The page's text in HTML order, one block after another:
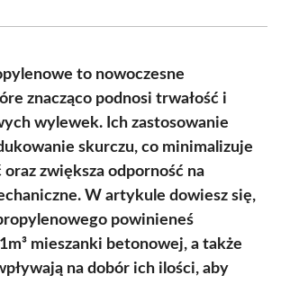
to nowoczesne
znacząco podnosi trwałość i
wylewek. Ich zastosowanie
skurczu, co minimalizuje
zwiększa odporność na
W artykule dowiesz się,
powinieneś
mieszanki betonowej, a także
na dobór ich ilości, aby